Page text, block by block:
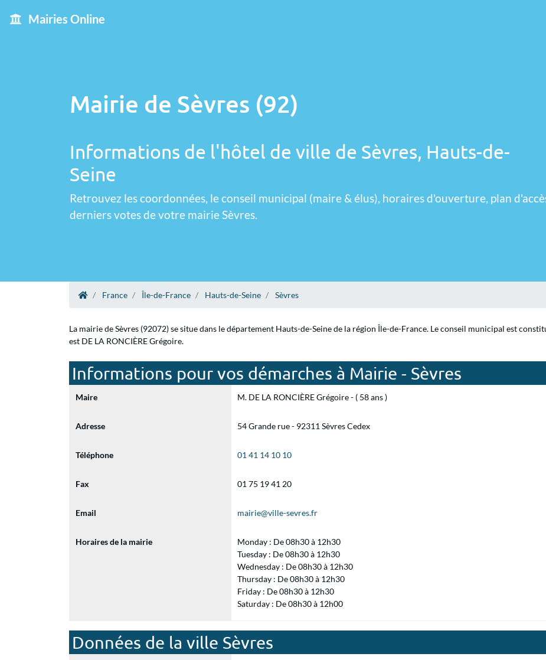
Mairies Online
Mairie de Sèvres (92)
Informations de l'hôtel de ville de Sèvres, Hauts-de-
Seine
Retrouvez les coordonnées, le conseil municipal (maire & élus), horaires d'ouverture, plan
derniers votes de votre mairie Sèvres.
France Île-de-France Hauts-de-Seine Sèvres
La mairie de Sèvres (92072) se situe dans le département Hauts-de-Seine de la région Île-de-France. Le conseil municipal est
est DE LA RONCIÈRE Grégoire.
Informations pour vos démarches à Mairie - Sèvres
Maire M. DE LA RONCIÈRE Grégoire - ( 58 ans )
Adresse 54 Grande rue - 92311 Sèvres Cedex
Téléphone 01 41 14 10 10
Fax 01 75 19 41 20
Email mairie@ville-sevres.fr
Horaires de la mairie
Monday : De 08h30 à 12h30
Tuesday : De 08h30 à 12h30
Wednesday : De 08h30 à 12h30
Thursday : De 08h30 à 12h30
Friday : De 08h30 à 12h30
Saturday : De 08h30 à 12h00
Données de la ville Sèvres